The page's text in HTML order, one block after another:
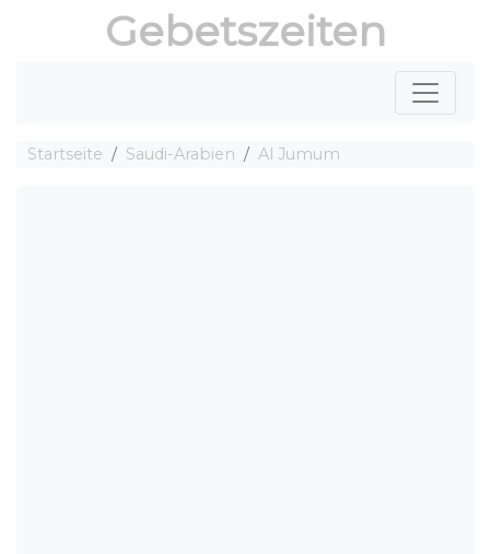
Gebetszeiten
Startseite Saudi-Arabien Al Jumum